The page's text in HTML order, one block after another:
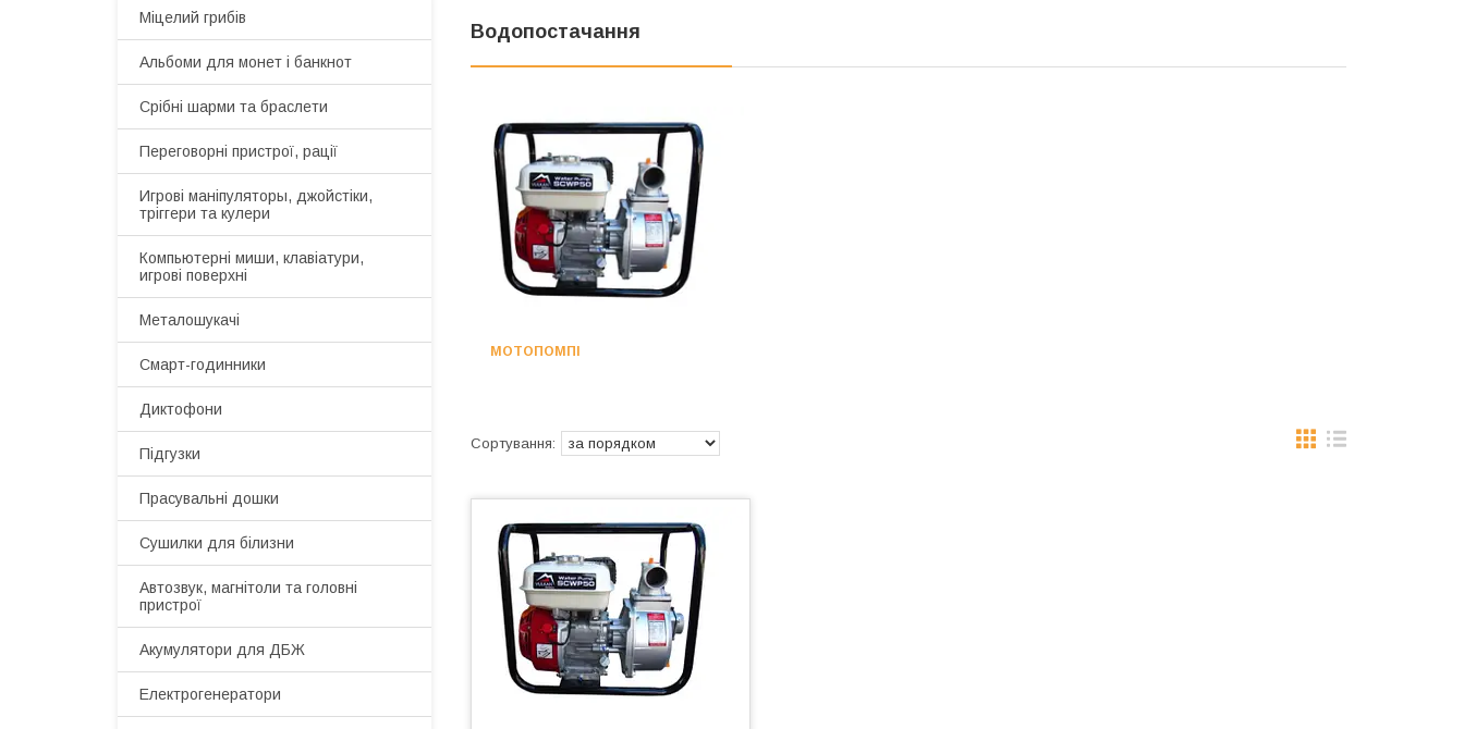
Водопостачання
МОТОПОМПІ
Міцелий грибів
Альбоми для монет і банкнот
Срібні шарми та браслети
Переговорні пристрої, рації
Игрові маніпуляторы, джойстіки,
тріггери та кулери
Компьютерні миши, клавіатури,
игрові поверхні
Металошукачі
Смарт-годинники
Диктофони
Підгузки
Прасувальні дошки
Сушилки для білизни
Автозвук, магнітоли та головні
пристрої
Акумулятори для ДБЖ
Електрогенератори